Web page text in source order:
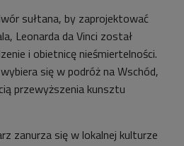
sułtana, by zaprojektować
Leonarda da Vinci został
i obietnicę nieśmiertelności.
się w podróż na Wschód,
przewyższenia kunsztu
zanurza się w lokalnej kulturze